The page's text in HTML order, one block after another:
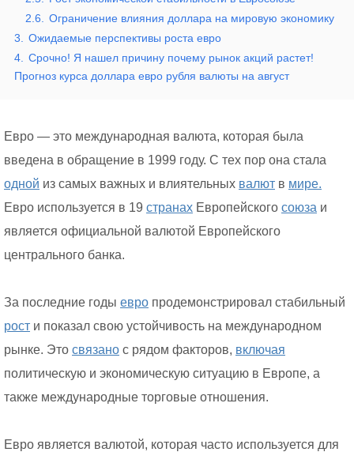
2.6.
Ограничение влияния доллара на мировую экономику
3.
Ожидаемые перспективы роста евро
4.
Срочно! Я нашел причину почему рынок акций растет!
Прогноз курса доллара евро рубля валюты на август
Евро — это международная валюта, которая была
введена в обращение в 1999 году. С тех пор она стала
одной из самых важных и влиятельных валют в мире.
Евро используется в 19 странах Европейского союза и
является официальной валютой Европейского
центрального банка.
За последние годы евро продемонстрировал стабильный
рост и показал свою устойчивость на международном
рынке. Это связано с рядом факторов, включая
политическую и экономическую ситуацию в Европе, а
также международные торговые отношения.
Евро является валютой, которая часто используется для